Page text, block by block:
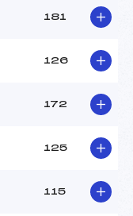
181
126
172
125
115